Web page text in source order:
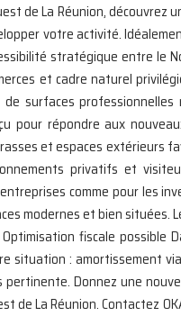
de La Réunion, découvrez
votre activité.
stratégique entre le
et cadre naturel
surfaces
pour répondre aux
et espaces extérieurs
privatifs et
comme pour les
modernes et bien
fiscale possible
: amortissement
Donnez une
La Réunion. Contactez